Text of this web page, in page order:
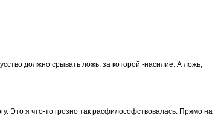
должно срывать ложь, за которой -насилие. А ложь,
Это я что-то грозно так расфилософствовалась. Прямо на